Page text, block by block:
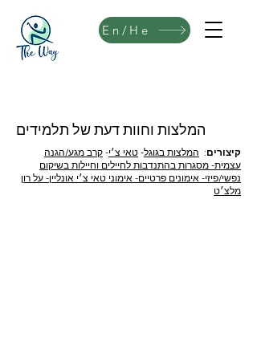
En/He
המלצות וחוות דעת של תלמידים
קיצורים: המלצות בגוגל- טאי צ׳י- קרב מגע/הגנה
עצמית- מסגרות בהתנדבות לחיילים וחיילות בשיקום
נפשי/פיזי- אימונים פרטיים- אימוני טאי צ׳י אונליין- על רון
מלצ׳ט